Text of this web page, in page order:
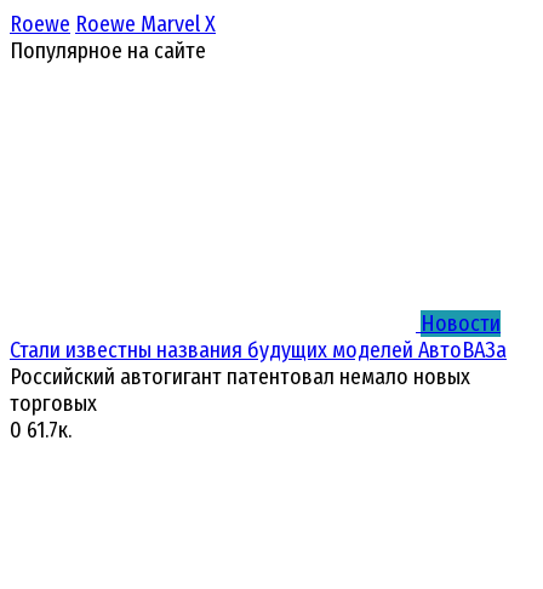
Roewe Roewe Marvel X
Популярное на сайте
Новости
Стали известны названия будущих моделей АвтоВАЗа
Российский автогигант патентовал немало новых
торговых
0 61.7к.